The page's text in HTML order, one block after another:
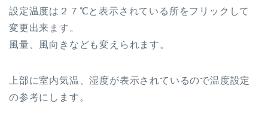
設定温度は２７℃と表示されている所をフリックして
変更出来ます。
風量、風向きなども変えられます。
上部に室内気温、湿度が表示されているので温度設定
の参考にします。